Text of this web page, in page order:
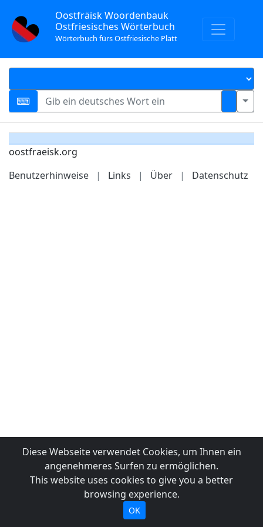
Oostfräisk Woordenbauk
Ostfriesisches Wörterbuch
Wörterbuch fürs Ostfriesische Platt
oostfraeisk.org
Benutzerhinweise
| Links | Über | Datenschutz
Diese Webseite verwendet Cookies, um Ihnen ein
angenehmeres Surfen zu ermöglichen.
This website uses cookies to give you a better
browsing experience.
OK